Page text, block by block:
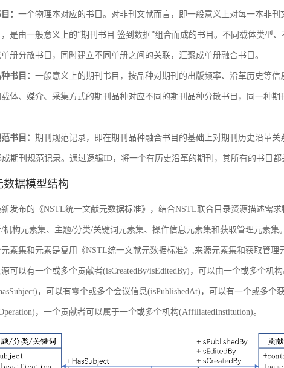
： 一个物理本对应的书目。对非刊文献而言，即一般意义上对每一本非
是由一般意义上的“期刊书目 签到数据”组合而成的书目。不同载体类型
册分散书目，同时建立不同单册之间的关联，汇聚成单册融合书目。
书目： 一般意义上的期刊书目，按品种对期刊的出版频率、沿革历史等
体、媒介、采集方式的期刊品种对应不同的期刊品种分散书目，同一种
书目： 期刊规范记录，即在期刊品种融合书目的基础上对期刊历史沿革
期刊规范记录。通过逻辑ID，将一个有历史沿革的期刊，其所有的书目都
数据模型结构
发布的《NSTL统一文献元数据标准》，结合NSTL联合目录资源描述需
机构元素集、主题/分类/关键词元素集、操作信息元素集和获取管理元素
素集和元素是复用《NSTL统一文献元数据标准》,来源元素集和获取管
可以有一个或多个贡献者(isCreatedBy/isEditedBy)，可以由一个或多个机
，可以有零个或多个会议信息(isPublishedAt)，可以有一个或多个
，一个贡献者可以属于一个或多个机构(AffiliatedInstitution)。